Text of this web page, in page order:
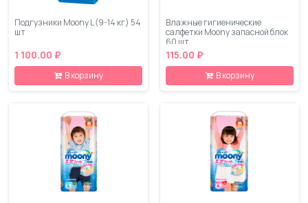
Подгузники Moony L (9-14 кг) 54
шт
1 100.00 ₽
В корзину
Влажные гигиенические
салфетки Moony запасной блок
60 шт
115.00 ₽
В корзину